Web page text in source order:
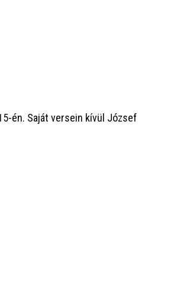
én. Saját versein kívül József